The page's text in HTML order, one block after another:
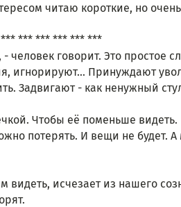
читаю короткие, но
*** *** *** *** ***
человек говорит. Это простое
игнорируют… Принуждают
Задвигают - как ненужный
Чтобы её поменьше
потерять. И вещи не будет.
видеть, исчезает из нашего